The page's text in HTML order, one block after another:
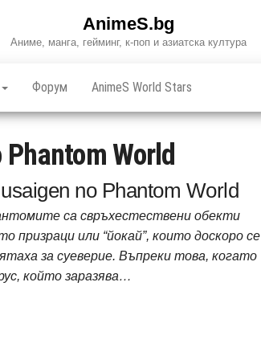
AnimeS.bg
Аниме, манга, гейминг, к-поп и азиатска култура
Форум AnimeS World Stars
World
no Phantom World
са свръхестествени обекти
призраци или “йокай”, които доскоро се
за суеверие. Въпреки това, когато
който заразява…